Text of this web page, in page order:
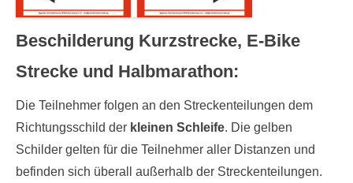
Beschilderung Kurzstrecke, E-Bike
Strecke und Halbmarathon:
Die Teilnehmer folgen an den Streckenteilungen dem
Richtungsschild der kleinen Schleife. Die gelben
Schilder gelten für die Teilnehmer aller Distanzen und
befinden sich überall außerhalb der Streckenteilungen.